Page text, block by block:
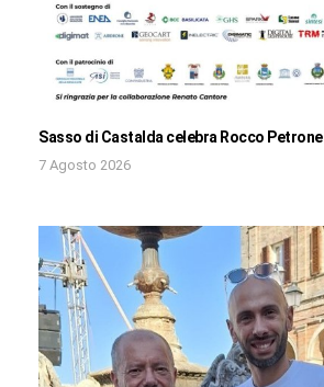
Sasso di Castalda celebra Rocco Petrone
7 Agosto 2026